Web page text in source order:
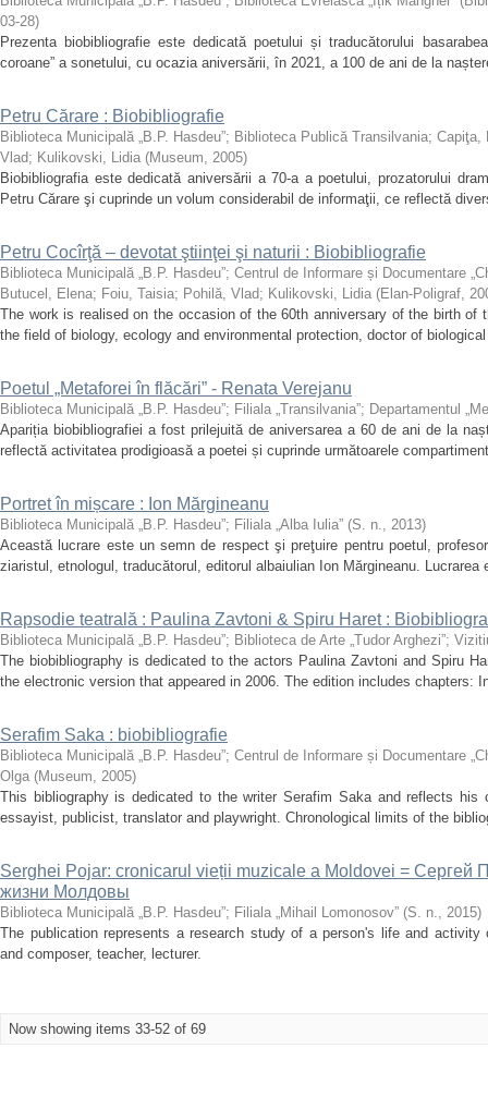
03-28)
Prezenta biobibliografie este dedicată poetului și traducătorului
coroane” a sonetului, cu ocazia aniversării, în 2021, a 100 de ani de la
Petru Cărare : Biobibliografie
Biblioteca Municipală „B.P. Hasdeu”; Biblioteca Publică Transilvania; Capiţa,
Vlad; Kulikovski, Lidia (Museum, 2005)
Biobibliografia este dedicată aniversării a 70-a a poetului, prozatorului
Petru Cărare şi cuprinde un volum considerabil de informaţii, ce reflectă
Petru Cocîrţă – devotat ştiinţei şi naturii : Biobibliografie
Biblioteca Municipală „B.P. Hasdeu”; Centrul de Informare și Documentare
Butucel, Elena; Foiu, Taisia; Pohilă, Vlad; Kulikovski, Lidia (Elan-Poligraf,
The work is realised on the occasion of the 60th anniversary of the birth
the field of biology, ecology and environmental protection, doctor of
Poetul „Metaforei în flăcări” - Renata Verejanu
Biblioteca Municipală „B.P. Hasdeu”; Filiala „Transilvania”; Departamentul
Apariția biobibliografiei a fost prilejuită de aniversarea a 60 de ani de la
reflectă activitatea prodigioasă a poetei și cuprinde următoarele
Portret în mișcare : Ion Mărgineanu
Biblioteca Municipală „B.P. Hasdeu”; Filiala „Alba Iulia” (S. n., 2013)
Această lucrare este un semn de respect şi preţuire pentru poetul,
ziaristul, etnologul, traducătorul, editorul albaiulian Ion Mărgineanu.
Rapsodie teatrală : Paulina Zavtoni & Spiru Haret :
Biblioteca Municipală „B.P. Hasdeu”; Biblioteca de Arte „Tudor Arghezi”;
The biobibliography is dedicated to the actors Paulina Zavtoni and Spiru
the electronic version that appeared in 2006. The edition includes chapters:
Serafim Saka : biobibliografie
Biblioteca Municipală „B.P. Hasdeu”; Centrul de Informare și Documentare
Olga (Museum, 2005)
This bibliography is dedicated to the writer Serafim Saka and reflects his
essayist, publicist, translator and playwright. Chronological limits of the
Serghei Pojar: cronicarul vieții muzicale a Moldovei = Сергей
жизни Молдовы
Biblioteca Municipală „B.P. Hasdeu”; Filiala „Mihail Lomonosov” (S. n., 2015)
The publication represents a research study of a person's life and activity
and composer, teacher, lecturer.
Now showing items 33-52 of 69